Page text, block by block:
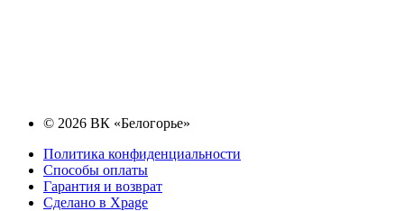
© 2026 ВК «Белогорье»
Политика конфиденциальности
Способы оплаты
Гарантия и возврат
Сделано в Xpage